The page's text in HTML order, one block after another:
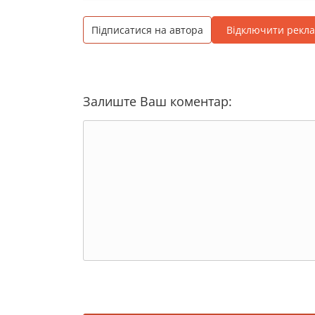
Підписатися на автора Відключити
Залиште Ваш коментар: